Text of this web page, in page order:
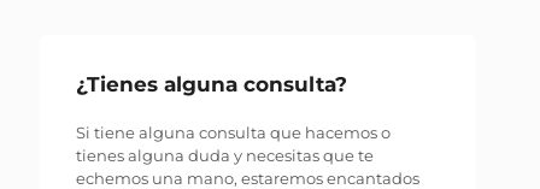
¿Tienes alguna consulta?
Si tiene alguna consulta que hacemos o
tienes alguna duda y necesitas que te
echemos una mano, estaremos encantados